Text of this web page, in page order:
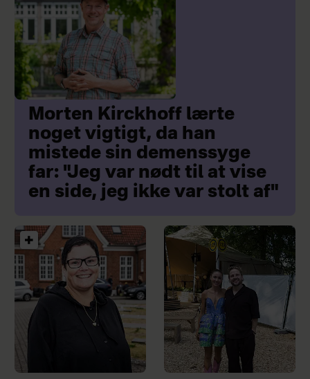
Morten Kirckhoff lærte
noget vigtigt, da han
mistede sin demenssyge
far: "Jeg var nødt til at vise
en side, jeg ikke var stolt af"